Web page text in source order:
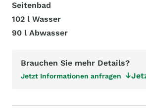
Seitenbad
102 l Wasser
90 l Abwasser
Brauchen Sie mehr Details?
Jetzt Informationen anfragen